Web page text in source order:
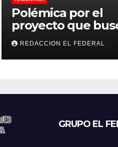
Polémica por el
proyecto que
regular criaderos y
refugios de perros
gatos: denuncian
REDACCION EL FEDERAL
GRUPO EL